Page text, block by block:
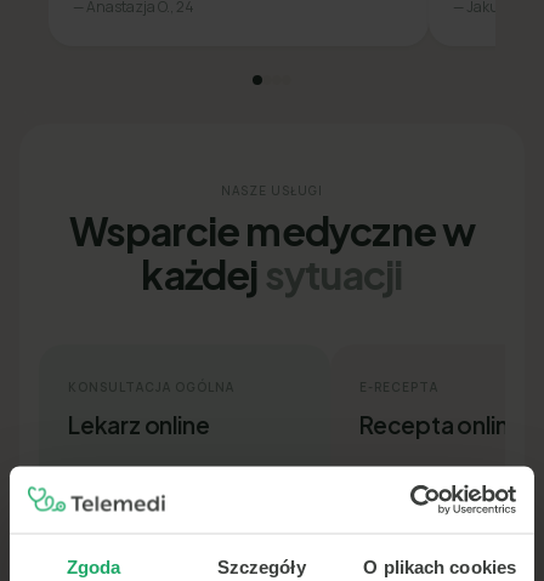
Zgoda Szczegóły O plikach cookies
— Anastazja O., 24 — Jakub L., 31
NASZE USŁUGI
Wsparcie medyczne w
każdej sytuacji
Lekarz online
E-RECEPTA
Recepta online